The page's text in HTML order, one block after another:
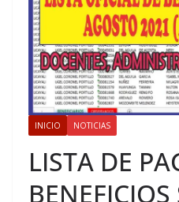
INICIO NOTICIAS
LISTA DE
BENEFICIOS